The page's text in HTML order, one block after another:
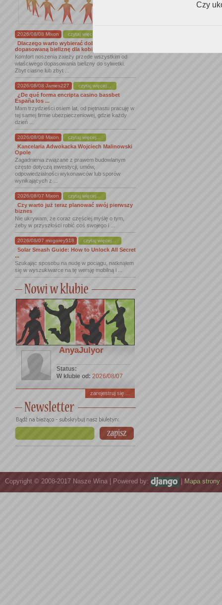
2026/08/08 Mixon czytaj więcej...
Dlaczego warto wybierać dobrze
dopasowaną bieliznę dla kobiet
Komfort noszenia zależy przede wszystkim od
właściwego dopasowania bielizny do sylwetki.
Zbyt ciasne lub zbyt ...
2026/08/08 James227 czytaj więcej...
¿De qué forma encripta casino bassbet
España los ...
Mam trzydzieści osiem lat, od piętnastu pracuję w
tej samej firmie ubezpieczeniowej, gdzie każdy
dzień ...
2026/08/08 Mixon czytaj więcej...
Kancelaria Adwokacka Wojciech Malinowski
Opole
Zagadnienia związane z prawem budowlanym
często dotyczą inwestycji, umów,
odpowiedzialności wykonawców lub sporów
wynikających z ...
2026/08/07 Mixon czytaj więcej...
Czy warto już teraz planować swój pierwszy
biznes
Nie ukrywam, że coraz częściej myślę o tym,
żeby w przyszłości robić coś swojego i ...
2026/08/07 mogorey518 czytaj więcej...
Solar Smash Guide: How to Unlock All Secret
...
Szukając sposobu na nudę w pociągu, natknąłem
się w wyszukiwarce na tę wersję mobilną i ...
AnyaJulyor
Status:
W klubie od: 2026/08/07
zarejestruj się ...
Copyright © 2008-2017 Nasze Wina | Powered by: Mapa strony
Czy